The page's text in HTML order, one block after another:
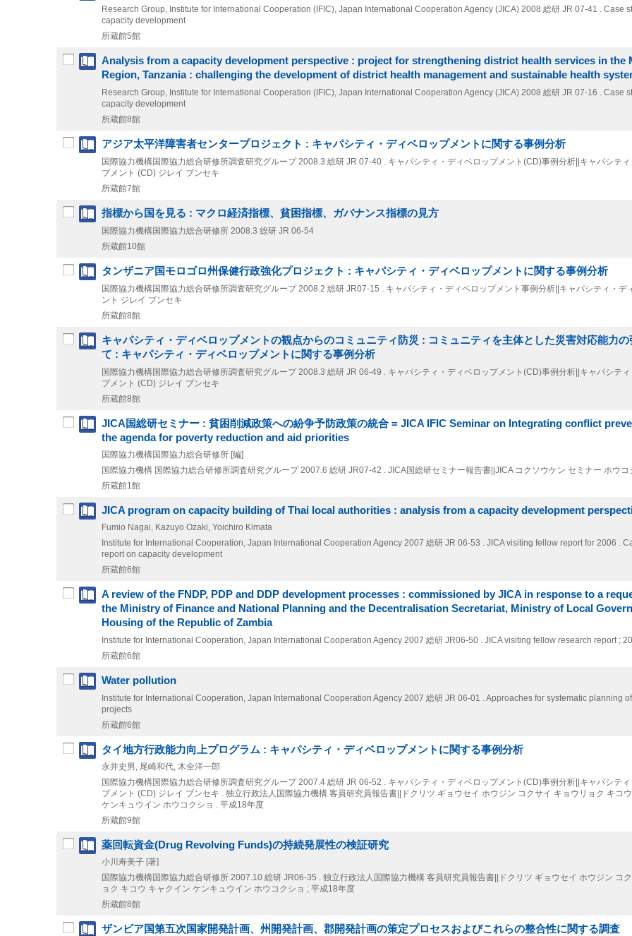
Research Group, Institute for International Cooperation (IFIC), Japan International Cooperation Agency (JICA) 2008 総研 JR 07-41 . Case
capacity development
所蔵館5館
Analysis from a capacity development perspective : project for strengthening district health services in the
Region, Tanzania : challenging the development of district health management and sustainable health
Research Group, Institute for International Cooperation (IFIC), Japan International Cooperation Agency (JICA) 2008 総研 JR 07-16 . Case
capacity development
所蔵館8館
アジア太平洋障害者センタープロジェクト : キャパシティ・ディベロップメントに関する事例分析
国際協力機構国際協力総合研修所調査研究グループ 2008.3 総研 JR 07-40 . キャパシティ・ディベロップメント(CD)事例分析||キャパシティ
プメント (CD) ジレイ ブンセキ
所蔵館7館
指標から国を見る : マクロ経済指標、貧困指標、ガバナンス指標の見方
国際協力機構国際協力総合研修所 2008.3 総研 JR 06-54
所蔵館10館
タンザニア国モロゴロ州保健行政強化プロジェクト : キャパシティ・ディベロップメントに関する事例分析
国際協力機構国際協力総合研修所調査研究グループ 2008.2 総研 JR07-15 . キャパシティ・ディベロップメント事例分析||キャパシティ・デ
ント ジレイ ブンセキ
所蔵館8館
キャパシティ・ディベロップメントの観点からのコミュニティ防災 : コミュニティを主体とした災害対応能力
て : キャパシティ・ディベロップメントに関する事例分析
国際協力機構国際協力総合研修所調査研究グループ 2008.3 総研 JR 06-49 . キャパシティ・ディベロップメント(CD)事例分析||キャパシティ
プメント (CD) ジレイ ブンセキ
所蔵館8館
JICA国総研セミナー : 貧困削減政策への紛争予防政策の統合 = JICA IFIC Seminar on Integrating conflict
the agenda for poverty reduction and aid priorities
国際協力機構国際協力総合研修所 [編]
国際協力機構 国際協力総合研修所調査研究グループ 2007.6 総研 JR07-42 . JICA国総研セミナー報告書||JICA コクソウケン セミナー ホウコ
所蔵館1館
JICA program on capacity building of Thai local authorities : analysis from a capacity development
Fumio Nagai, Kazuyo Ozaki, Yoichiro Kimata
Institute for International Cooperation, Japan International Cooperation Agency 2007 総研 JR 06-53 . JICA visiting fellow report for 2006 .
report on capacity development
所蔵館6館
A review of the FNDP, PDP and DDP development processes : commissioned by JICA in response to a
the Ministry of Finance and National Planning and the Decentralisation Secretariat, Ministry of Local
Housing of the Republic of Zambia
Institute for International Cooperation, Japan International Cooperation Agency 2007 総研 JR06-50 . JICA visiting fellow research report ;
所蔵館6館
Water pollution
Institute for International Cooperation, Japan International Cooperation Agency 2007 総研 JR 06-01 . Approaches for systematic planning
projects
所蔵館6館
タイ地方行政能力向上プログラム : キャパシティ・ディベロップメントに関する事例分析
永井史男, 尾崎和代, 木全洋一郎
国際協力機構国際協力総合研修所調査研究グループ 2007.4 総研 JR 06-52 . キャパシティ・ディベロップメント(CD)事例分析||キャパシティ
プメント (CD) ジレイ ブンセキ . 独立行政法人国際協力機構 客員研究員報告書||ドクリツ ギョウセイ ホウジン コクサイ キョウリョク キコ
ケンキュウイン ホウコクショ . 平成18年度
所蔵館9館
薬回転資金(Drug Revolving Funds)の持続発展性の検証研究
小川寿美子 [著]
国際協力機構国際協力総合研修所 2007.10 総研 JR06-35 . 独立行政法人国際協力機構 客員研究員報告書||ドクリツ ギョウセイ ホウジン コ
ョク キコウ キャクイン ケンキュウイン ホウコクショ ; 平成18年度
所蔵館8館
ザンビア国第五次国家開発計画、州開発計画、郡開発計画の策定プロセスおよびこれらの整合性に関する調査